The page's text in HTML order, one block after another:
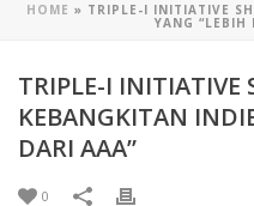
HOME » TRIPLE-I INITIATIVE
YANG “LEBIH
TRIPLE-I INITIATIVE
KEBANGKITAN
DARI AAA”
0